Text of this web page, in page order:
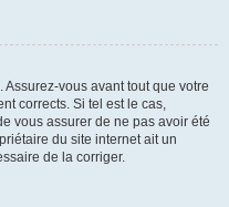
vous avant tout que votre
corrects. Si tel est le cas,
vous assurer de ne pas avoir été
du site internet ait un
de la corriger.